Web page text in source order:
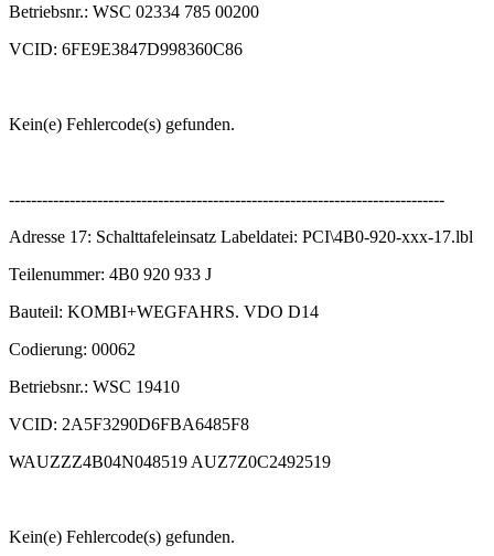
Betriebsnr.: WSC 02334 785 00200
VCID: 6FE9E3847D998360C86
Kein(e) Fehlercode(s) gefunden.
-------------------------------------------------------------------------------
Adresse 17: Schalttafeleinsatz Labeldatei: PCI\4B0-920-xxx-17.lbl
Teilenummer: 4B0 920 933 J
Bauteil: KOMBI+WEGFAHRS. VDO D14
Codierung: 00062
Betriebsnr.: WSC 19410
VCID: 2A5F3290D6FBA6485F8
WAUZZZ4B04N048519 AUZ7Z0C2492519
Kein(e) Fehlercode(s) gefunden.